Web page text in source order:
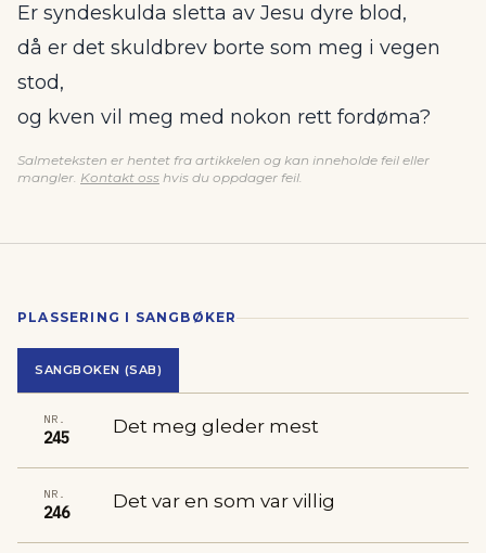
Er syndeskulda sletta av Jesu dyre blod,
då er det skuldbrev borte som meg i vegen
stod,
og kven vil meg med nokon rett fordøma?
Salmeteksten er hentet fra artikkelen og kan inneholde feil eller
mangler. Kontakt oss hvis du oppdager feil.
PLASSERING I SANGBØKER
SANGBOKEN (SAB)
NR.
245
Det meg gleder mest
NR.
246
Det var en som var villig